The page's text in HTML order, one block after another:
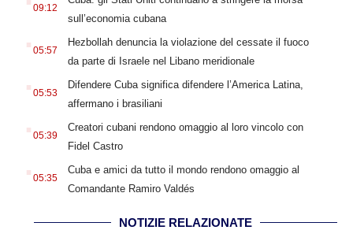
09:12
sull’economia cubana
. 05:57
Hezbollah denuncia la violazione del cessate il fuoco
da parte di Israele nel Libano meridionale
. 05:53
Difendere Cuba significa difendere l’America Latina,
affermano i brasiliani
. 05:39
Creatori cubani rendono omaggio al loro vincolo con
Fidel Castro
. 05:35
Cuba e amici da tutto il mondo rendono omaggio al
Comandante Ramiro Valdés
NOTIZIE RELAZIONATE